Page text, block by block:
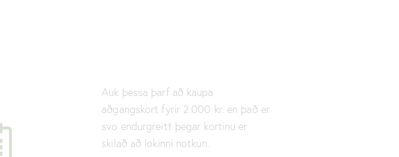
Auk þessa þarf að kaupa
aðgangskort fyrir 2.000 kr. en það er
svo endurgreitt þegar kortinu er
skilað að lokinni notkun.